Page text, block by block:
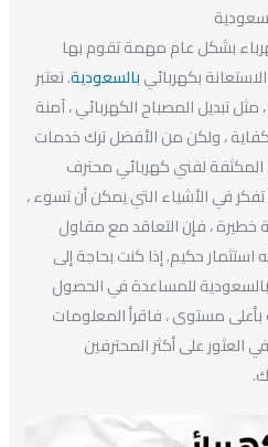
بشكل عام مهمة تقوم بها
بكهربائيبالسعودية. تعتبر
المصباح الكهربائي ، آمنة
، ولكن من الأفضل ترك خدمات
لفني كهربائي محترف
في الأشياء التي يمكن أن تسوء ،
، فإن التعاقد مع مقاول
حكيم. إذا كنت بحاجة إلى
للمساعدة في الحصول
مستوى ، فاقرأ المعلومات
على أكثر المحترفين